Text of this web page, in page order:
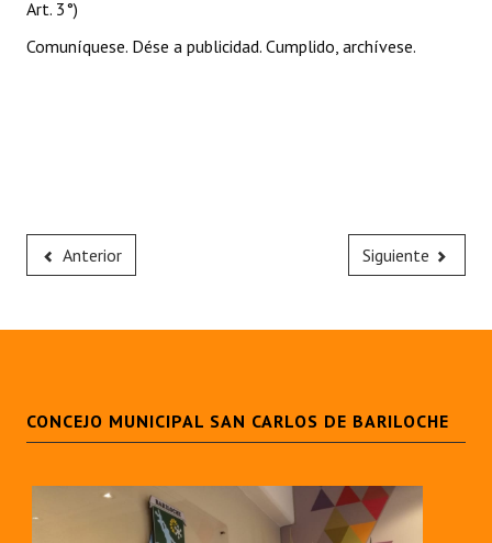
Art. 3°)
Comuníquese. Dése a publicidad. Cumplido, archívese.
Anterior Siguiente
CONCEJO MUNICIPAL SAN CARLOS DE BARILOCHE